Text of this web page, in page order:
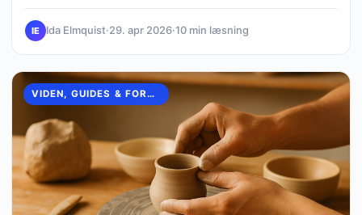
IE Ida Elmquist·29. apr 2026·10 min læsning
VIDEN, GUIDES & FORKLARINGER